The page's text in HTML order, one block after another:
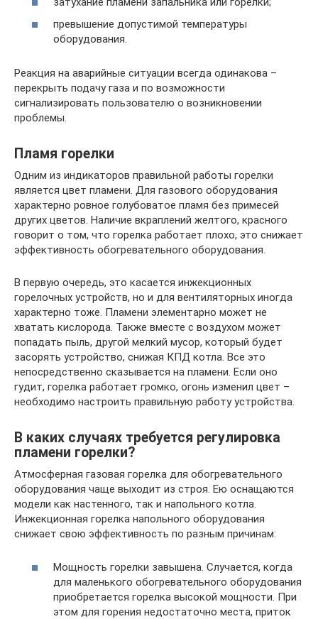
превышение допустимой температуры
оборудования.
Реакция на аварийные ситуации всегда одинакова –
перекрыть подачу газа и по возможности
сигнализировать пользователю о возникновении
проблемы.
Пламя горелки
Одним из индикаторов правильной работы горелки
является цвет пламени. Для газового оборудования
характерно ровное голубоватое пламя без примесей
других цветов. Наличие вкраплений желтого, красного
говорит о том, что горелка работает плохо, это снижает
эффективность обогревательного оборудования.
В первую очередь, это касается инжекционных
горелочных устройств, но и для вентиляторных иногда
характерно тоже. Пламени элементарно может не
хватать кислорода. Также вместе с воздухом может
попадать пыль, другой мелкий мусор, который будет
засорять устройство, снижая КПД котла. Все это
непосредственно сказывается на пламени. Если оно
гудит, горелка работает громко, огонь изменил цвет –
необходимо настроить правильную работу устройства.
В каких случаях требуется регулировка
пламени горелки?
Атмосферная газовая горелка для обогревательного
оборудования чаще выходит из строя. Ею оснащаются
модели как настенного, так и напольного котла.
Инжекционная горелка напольного оборудования
снижает свою эффективность по разным причинам:
Мощность горелки завышена. Случается, когда
для маленького обогревательного оборудования
приобретается горелка высокой мощности. При
этом для горения недостаточно места, приток